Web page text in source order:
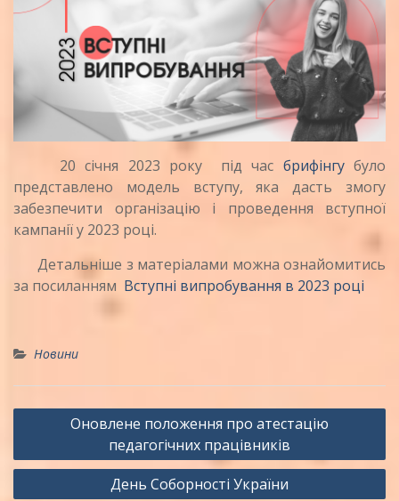
20 січня 2023 року під час брифінгу було
представлено модель вступу, яка дасть змогу
забезпечити організацію і проведення вступної
кампанії у 2023 році.
Детальніше з матеріалами можна ознайомитись
за посиланням Вступні випробування в 2023 році
Новини
Навігація
Оновлене положення про атестацію
педагогічних працівників
День Соборності України